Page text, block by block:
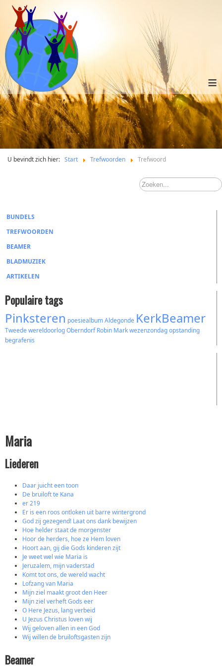
≡
U bevindt zich hier: Start Trefwoorden Trefwoord
BUNDELS
TREFWOORDEN
BEAMER
BLADMUZIEK
ARTIKELEN
Populaire tags
Pinksteren poesiealbumAldegonde KerkBeamer
Tweede wereldoorlogOberndorf Robin Markwezenzondagopstanding
begrafenis
Maria
Liederen
Daar juicht een toon
De bruiloft te Kana
er 219
Er is een roos ontloken uit barre wintergrond
God zij gezegend! Laat ons dank bewijzen
Hoe helder staat de morgenster
Hoor de herders, hoe ze Hem loven
Hoort aan, gij die Gods kinderen zijt
Je weet wel wie Maria is
Jeruzalem, mijn vaderstad
Komt tot ons, de wereld wacht
Lofzang van Maria
Mijn ziel maakt groot den Heer
Mijn ziel verheft Gods eer
O Here Jezus, lang verbeid
U Jezus Christus loven wij
Wij geloven allen in een God
Wij willen de bruiloftsgasten zijn
Beamer